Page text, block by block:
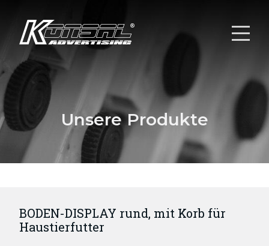
Unsere Produkte
BODEN-DISPLAY rund, mit Korb für
Haustierfutter